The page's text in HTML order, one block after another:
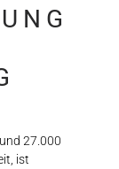
27.000
ist